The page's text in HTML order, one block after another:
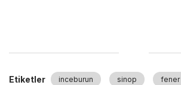
Etiketler inceburun sinop fener